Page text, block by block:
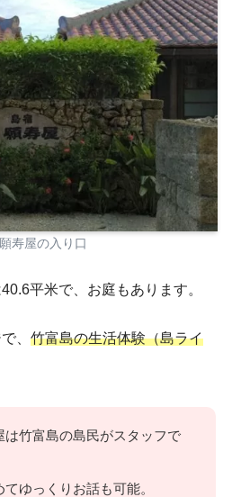
寿屋の入り口
平米で、お庭もあります。
、 竹富島の生活体験（島ライ
は竹富島の島民がスタッフで
ゆっくりお話も可能。